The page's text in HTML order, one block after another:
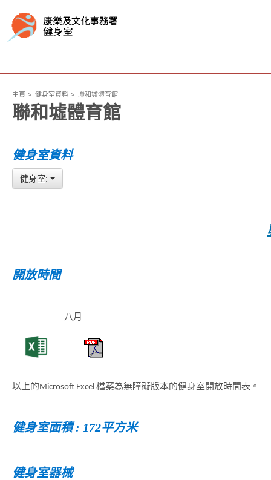
主頁 健身室資料 聯和墟體育館
聯和墟體育館
健身室資料
健身室:
開放時間
八月
以上的Microsoft Excel 檔案為無障礙版本的健身室開放時間表。
健身室面積 : 172平方米
健身室器械